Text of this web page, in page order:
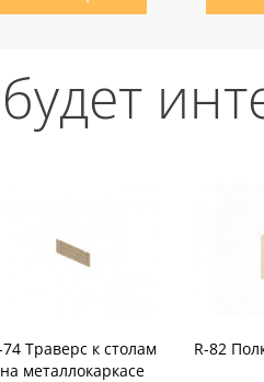
74 Траверс к столам
на металлокаркасе
R-82